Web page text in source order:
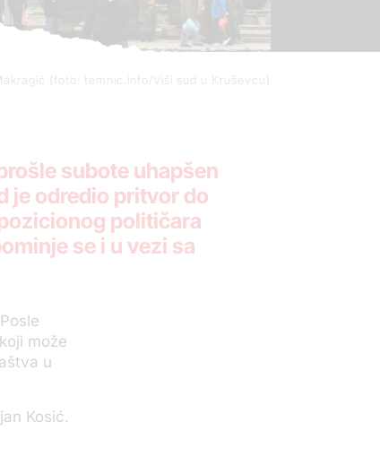
(foto: temnic.info/Viši sud u Kruševcu)
subote uhapšen
je odredio pritvor do
političara
se i u vezi sa
može
u
Kosić.